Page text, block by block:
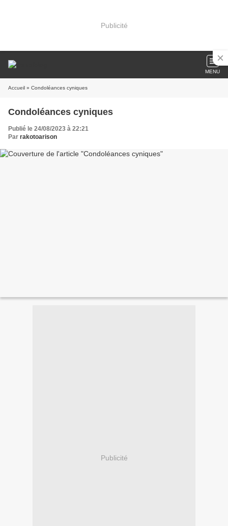
Publicité
MENU
Accueil » Condoléances cyniques
Condoléances cyniques
Publié le 24/08/2023 à 22:21
Par rakotoarison
Publicité